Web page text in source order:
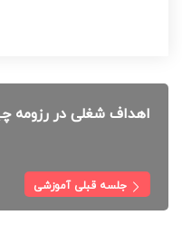
اهداف شغلی در رزومه
جلسه قبلی آموزشی